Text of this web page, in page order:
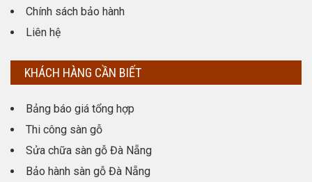
Chính sách bảo hành
Liên hệ
KHÁCH HÀNG CẦN BIẾT
Bảng báo giá tổng hợp
Thi công sàn gỗ
Sửa chữa sàn gỗ Đà Nẵng
Bảo hành sàn gỗ Đà Nẵng